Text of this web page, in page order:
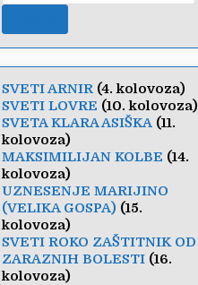
SVETI ARNIR(4. kolovoza)
SVETI LOVRE (10. kolovoza)
SVETA KLARA ASIŠKA(11.
kolovoza)
MAKSIMILIJAN KOLBE (14.
kolovoza)
UZNESENJE MARIJINO
(VELIKA GOSPA) (15.
kolovoza)
SVETI ROKO ZAŠTITNIK OD
ZARAZNIH BOLESTI(16.
kolovoza)